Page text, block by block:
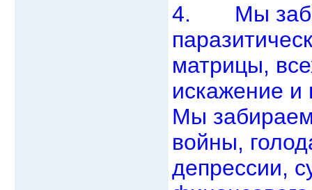
4. Мы
матрицы,
искажение
Мы забираем
войны,
депрессии,